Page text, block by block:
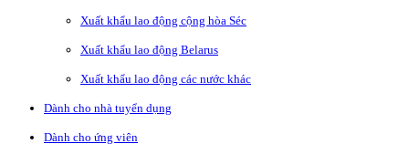
Xuất khẩu lao động cộng hòa Séc
Xuất khẩu lao động Belarus
Xuất khẩu lao động các nước khác
Dành cho nhà tuyển dụng
Dành cho ứng viên